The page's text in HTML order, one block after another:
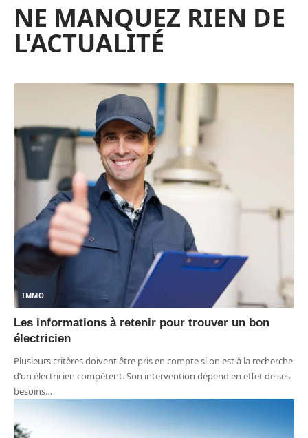
NE MANQUEZ RIEN DE
L'ACTUALITÉ
IMMO
Les informations à retenir pour trouver un bon
électricien
Plusieurs critères doivent être pris en compte si on est à la recherche
d’un électricien compétent. Son intervention dépend en effet de ses
besoins…